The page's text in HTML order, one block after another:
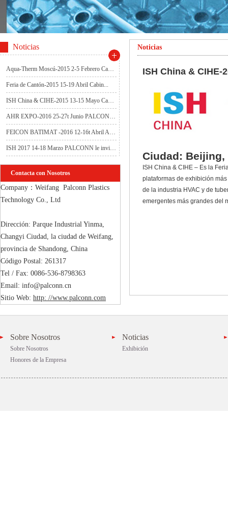
Noticias
Aqua-Therm Moscú-2015 2-5 Febrero Cabi...
Feria de Cantón-2015 15-19 Abril Cabin...
ISH China & CIHE-2015 13-15 Mayo Cabi...
AHR EXPO-2016 25-27t Junio PALCONN le ...
FEICON BATIMAT -2016 12-16t Abril ALCO...
ISH 2017 14-18 Marzo PALCONN le invita...
Contacta con Nosotros
Company：Weifang  Palconn Plastics
Technology Co., Ltd
Dirección: Parque Industrial Yinma,
Changyi Ciudad, la ciudad de Weifang,
provincia de Shandong, China
Código Postal: 261317
Tel / Fax: 0086-536-8798363
Email: info@palconn.cn
Sitio Web: http: //www.palconn.com
Noticias
ISH China & CIHE-
Ciudad: Beijing,
ISH China & CIHE – Es la
plataformas de exhibición
de la industria HVAC y de
emergentes más grandes del
Sobre Nosotros
Sobre Nosotros
Honores de la Empresa
Noticias
Exhibición